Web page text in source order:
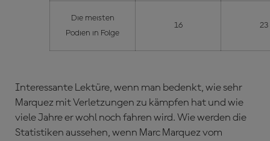
Die meisten
Podien in Folge
16 23
Interessante Lektüre, wenn man bedenkt, wie sehr
Marquez mit Verletzungen zu kämpfen hat und wie
viele Jahre er wohl noch fahren wird. Wie werden die
Statistiken aussehen, wenn Marc Marquez vom